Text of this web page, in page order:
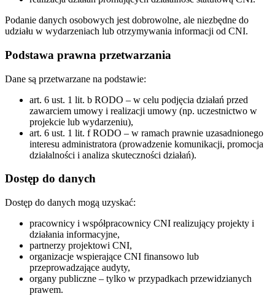
Podanie danych osobowych jest dobrowolne, ale niezbędne do
udziału w wydarzeniach lub otrzymywania informacji od CNI.
Podstawa prawna przetwarzania
Dane są przetwarzane na podstawie:
art. 6 ust. 1 lit. b RODO – w celu podjęcia działań przed
zawarciem umowy i realizacji umowy (np. uczestnictwo w
projekcie lub wydarzeniu),
art. 6 ust. 1 lit. f RODO – w ramach prawnie uzasadnionego
interesu administratora (prowadzenie komunikacji, promocja
działalności i analiza skuteczności działań).
Dostęp do danych
Dostęp do danych mogą uzyskać:
pracownicy i współpracownicy CNI realizujący projekty i
działania informacyjne,
partnerzy projektowi CNI,
organizacje wspierające CNI finansowo lub
przeprowadzające audyty,
organy publiczne – tylko w przypadkach przewidzianych
prawem.